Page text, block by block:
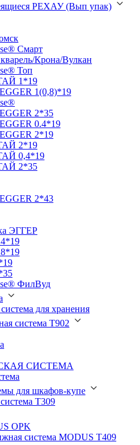
РЕХАУ (Вып упак)
Смарт
Крона/Вулкан
Топ
1*19
1(0,8)*19
2*35
0.4*19
2*19
2*19
0,4*19
2*35
2*43
ЭГГЕР
ФилВуд
для хранения
система Т902
СИСТЕМА
для шкафов-купе
Т309
OPK
система MODUS T409